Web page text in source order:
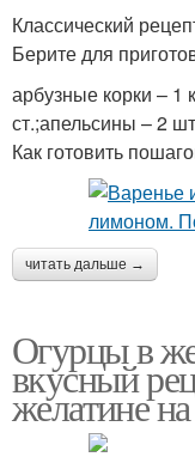
Классический
Берите для
арбузные корки – 1
ст.;апельсины – 2
Как готовить
читать дальше →
Огурцы в
вкусный
желатине